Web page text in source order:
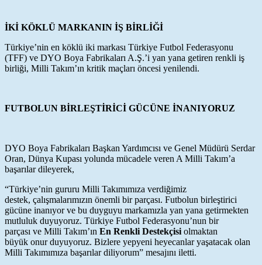
İKİ KÖKLÜ MARKANIN İŞ BİRLİĞİ
Türkiye’nin en köklü iki markası Türkiye Futbol Federasyonu
(TFF) ve DYO Boya Fabrikaları A.Ş.’i yan yana getiren renkli iş
birliği, Milli Takım’ın kritik maçları öncesi yenilendi.
FUTBOLUN BİRLEŞTİRİCİ GÜCÜNE İNANIYORUZ
DYO Boya Fabrikaları Başkan Yardımcısı ve Genel Müdürü Serdar
Oran, Dünya Kupası yolunda mücadele veren A Milli Takım’a
başarılar dileyerek,
“Türkiye’nin gururu Milli Takımımıza verdiğimiz
destek, çalışmalarımızın önemli bir parçası. Futbolun birleştirici
gücüne inanıyor ve bu duyguyu markamızla yan yana getirmekten
mutluluk duyuyoruz. Türkiye Futbol Federasyonu’nun bir
parçası ve Milli Takım’ın En Renkli Destekçisi olmaktan
büyük onur duyuyoruz. Bizlere yepyeni heyecanlar yaşatacak olan
Milli Takımımıza başarılar diliyorum” mesajını iletti.